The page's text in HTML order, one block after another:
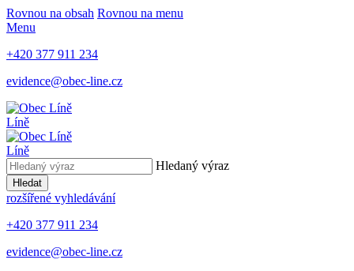
Rovnou na obsah Rovnou na menu
Menu
+420 377 911 234
evidence@obec-line.cz
Líně
Líně
Hledaný výraz
Hledat
rozšířené vyhledávání
+420 377 911 234
evidence@obec-line.cz